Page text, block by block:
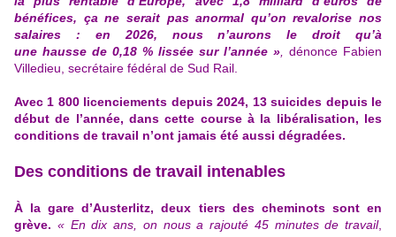
bénéfices, ça ne serait pas anormal qu’on revalorise nos
salaires : en 2026, nous n’aurons le droit qu’à
une hausse de 0,18 % lissée sur l’année »
dénonce Fabien
Villedieu, secrétaire fédéral de Sud Rail.
Avec 1 800 licenciements depuis 2024, 13 suicides depuis le
début de l’année, dans cette course à la libéralisation, les
conditions de travail n’ont jamais été aussi dégradées.
Des conditions de travail intenables
À la gare d’Austerlitz, deux tiers des cheminots sont en
grève. « En dix ans, on nous a rajouté 45 minutes de travail,